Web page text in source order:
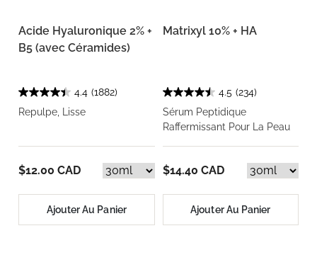
Acide Hyaluronique 2% +
B5 (avec Céramides)
4.4 (1882)
Repulpe, Lisse
$12.00 CAD
Ajouter Au Panier
Matrixyl 10% + HA
4.5 (234)
Sérum Peptidique
Raffermissant Pour La Peau
$14.40 CAD
Ajouter Au Panier